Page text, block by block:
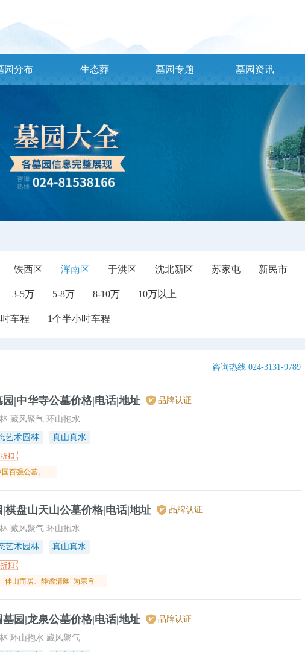
园分布 生态葬 墓园专题 墓园资讯
铁西区 浑南区 于洪区 沈北新区 苏家屯 新民市
3-5万 5-8万 8-10万 10万以上
车程 1个半小时车程
咨询热线 024-3131-9789
|中华寺公墓价格|电话|地址 品牌认证
藏风聚气 环山抱水
艺术园林 真山真水
百强公墓。
棋盘山天山公墓价格|电话|地址 品牌认证
藏风聚气 环山抱水
艺术园林 真山真水
伴山而居、静谧清幽"为宗旨
园|龙泉公墓价格|电话|地址 品牌认证
环山抱水 藏风聚气